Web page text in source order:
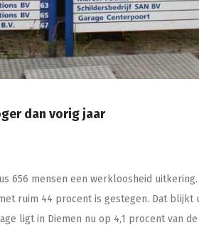
dan vorig jaar
656 mensen een werkloosheid
ruim 44 procent is gestegen. Dat blijkt
ligt in Diemen nu op 4,1 procent van